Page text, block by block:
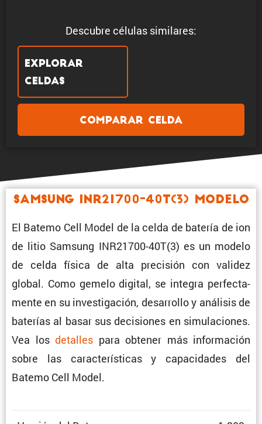
Descubre células similares:
Explorar
celdas
Comparar celda
Samsung INR21700-40T(3) Modelo
El Batemo Cell Model de la celda de batería de ion
de litio Samsung INR21700-40T(3) es un modelo
de celda física de alta preci­sión con validez
global. Como gemelo digital, se integra perfec­ta­
mente en su inves­ti­ga­ción, desarrollo y análisis de
baterías al basar sus decisiones en simula­ciones.
Vea los detalles para obtener más infor­ma­ción
sobre las carac­te­rís­ticas y capaci­dades del
Batemo Cell Model.